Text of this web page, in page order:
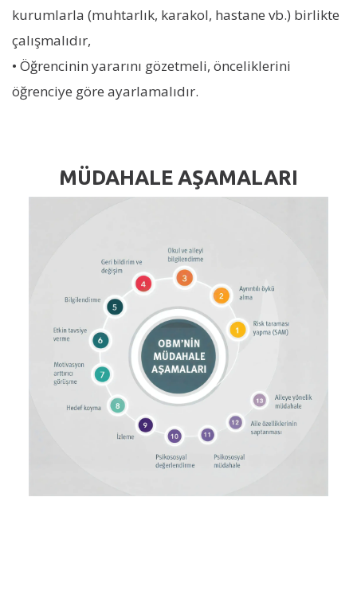
kurumlarla (muhtarlık, karakol, hastane vb.) birlikte
çalışmalıdır,
• Öğrencinin yararını gözetmeli, önceliklerini
öğrenciye göre ayarlamalıdır.
MÜDAHALE AŞAMALARI